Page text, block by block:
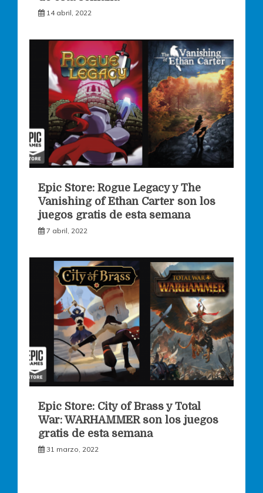
14 abril, 2022
Epic Store: Rogue Legacy y The
Vanishing of Ethan Carter son los
juegos gratis de esta semana
7 abril, 2022
Epic Store: City of Brass y Total
War: WARHAMMER son los juegos
gratis de esta semana
31 marzo, 2022